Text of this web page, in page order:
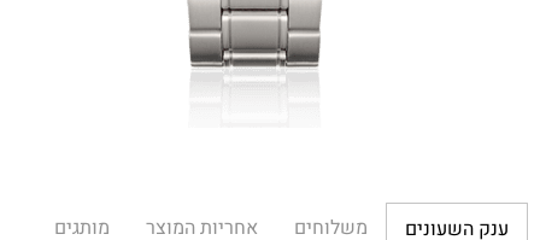
ענק השעונים משלוחים אחריות המוצר מותגים